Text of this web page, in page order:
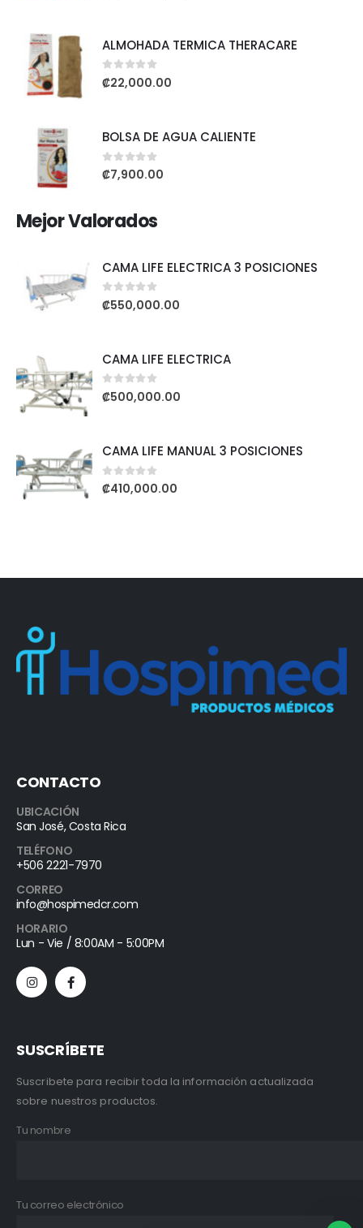
ALMOHADA TERMICA THERACARE
0out of 5
₡22,000.00
BOLSA DE AGUA CALIENTE
0out of 5
₡7,900.00
Mejor Valorados
CAMA LIFE ELECTRICA 3 POSICIONES
0out of 5
₡550,000.00
CAMA LIFE ELECTRICA
0out of 5
₡500,000.00
CAMA LIFE MANUAL 3 POSICIONES
0out of 5
₡410,000.00
CONTACTO
UBICACIÓN
San José, Costa Rica
TELÉFONO
+506 2221-7970
CORREO
info@hospimedcr.com
HORARIO
Lun - Vie / 8:00AM - 5:00PM
SUSCRÍBETE
Suscribete para recibir toda la información actualizada
sobre nuestros productos.
Tu nombre
Tu correo electrónico